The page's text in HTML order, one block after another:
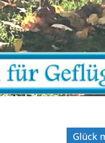
Glück